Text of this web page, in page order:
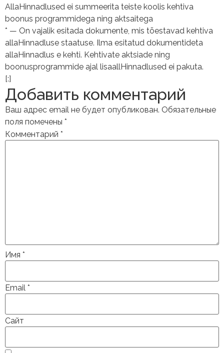
AllaHinnadlused ei summeerita teiste koolis kehtiva
boonus programmidega ning aktsaitega
* — On vajalik esitada dokumente, mis tõestavad kehtiva
allaHinnadluse staatuse. Ilma esitatud dokumentideta
allaHinnadlus e kehti. Kehtivate aktsiade ning
boonusprogrammide ajal lisaallHinnadlused ei pakuta.
[:]
Добавить комментарий
Ваш адрес email не будет опубликован. Обязательные
поля помечены *
Комментарий *
Имя *
Email *
Сайт